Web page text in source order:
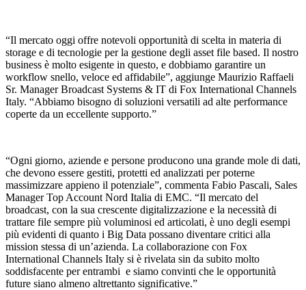
“Il mercato oggi offre notevoli opportunità di scelta in materia di
storage e di tecnologie per la gestione degli asset file based. Il nostro
business è molto esigente in questo, e dobbiamo garantire un
workflow snello, veloce ed affidabile”, aggiunge Maurizio Raffaeli
Sr. Manager Broadcast Systems & IT di Fox International Channels
Italy. “Abbiamo bisogno di soluzioni versatili ad alte performance
coperte da un eccellente supporto.”
“Ogni giorno, aziende e persone producono una grande mole di dati,
che devono essere gestiti, protetti ed analizzati per poterne
massimizzare appieno il potenziale”, commenta Fabio Pascali, Sales
Manager Top Account Nord Italia di EMC. “Il mercato del
broadcast, con la sua crescente digitalizzazione e la necessità di
trattare file sempre più voluminosi ed articolati, è uno degli esempi
più evidenti di quanto i Big Data possano diventare critici alla
mission stessa di un’azienda. La collaborazione con Fox
International Channels Italy si è rivelata sin da subito molto
soddisfacente per entrambi e siamo convinti che le opportunità
future siano almeno altrettanto significative.”